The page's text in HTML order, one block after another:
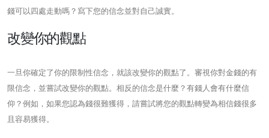
錢可以四處走動嗎？寫下您的信念並對自己誠實。
改變你的觀點
一旦你確定了你的限制性信念，就該改變你的觀點了。審視你對金錢的有
限信念，並嘗試改變你的觀點。相反的信念是什麼？有錢人會有什麼信
仰？例如，如果您認為錢很難獲得，請嘗試將您的觀點轉變為相信錢很多
且容易獲得。